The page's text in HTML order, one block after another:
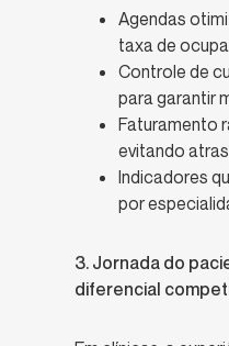
Agendas
taxa de
Controle de
para garantir
Faturamento
evitando
Indicadores
por
3. Jornada do
diferencial